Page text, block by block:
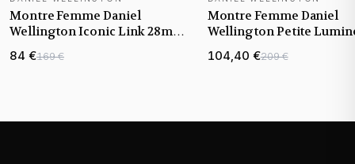
Montre Femme Daniel
Wellington Iconic Link 28mm
DW00100370 bracelet acier
cadran rose
84 €169 €
Montre Femme Daniel
Wellington Petite
Link Melrose
cadran rose nacre
104,40 €209 €